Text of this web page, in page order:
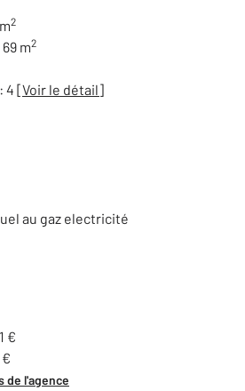
2
m2
4 [Voir le détail]
au gaz electricité
€
de l'agence